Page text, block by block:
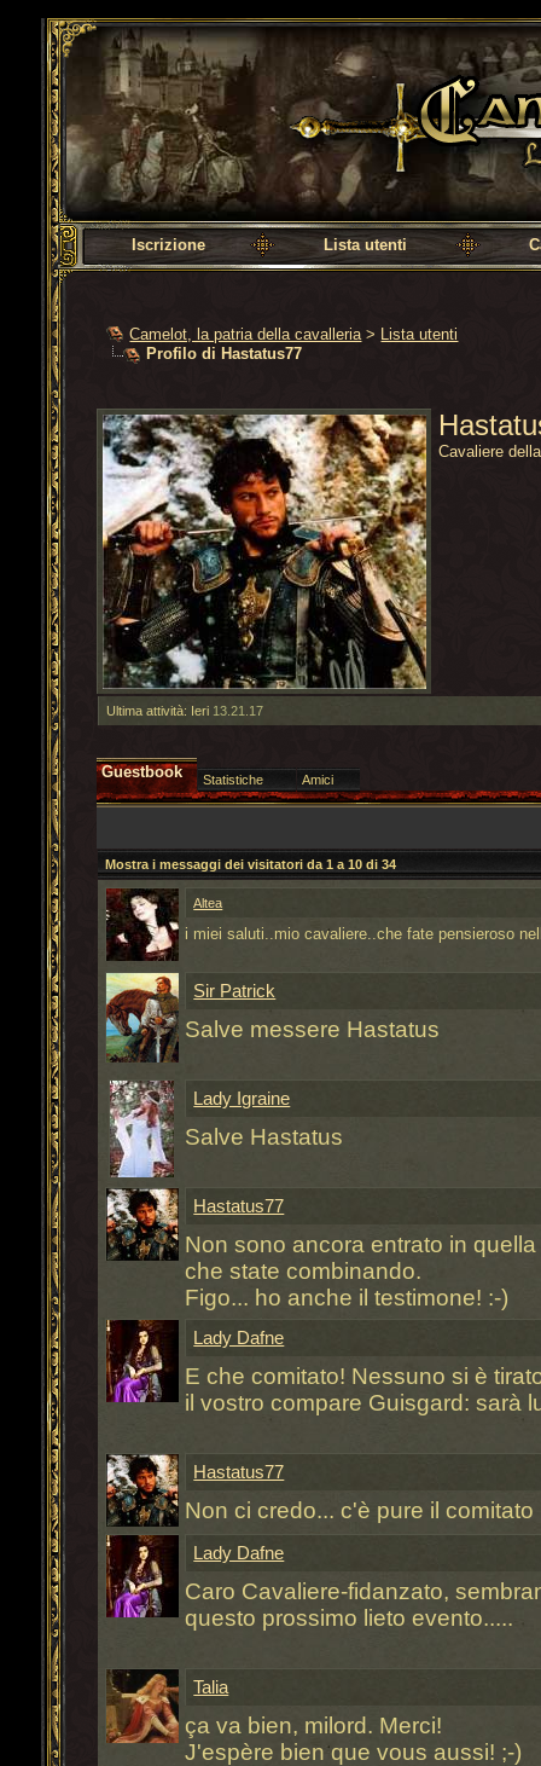
Camelot, la patria della cavalleria
Iscrizione Lista utenti
Camelot, la patria della cavalleria > Lista utenti
Profilo di Hastatus77
Cavaliere
Ultima attività: Ieri 13.21.17
Guestbook Statistiche Amici
Mostra i messaggi dei visitatori da 1 a10 di34
Altea
i miei saluti..mio cavaliere..che fate pensieroso
Sir Patrick
Salve messere Hastatus
Lady Igraine
Salve Hastatus
Hastatus77
Non sono ancora entrato in
che state combinando.
Figo... ho anche il testimone! :-)
Lady Dafne
E che comitato! Nessuno si è
il vostro compare Guisgard: sarà
Hastatus77
Non ci credo... c'è pure il
Lady Dafne
Caro Cavaliere-fidanzato,
questo prossimo lieto evento.....
Talia
ça va bien, milord. Merci!
J'espère bien que vous aussi! ;-)